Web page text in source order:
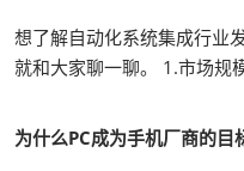
想了解自动化系统集成行业
就和大家聊一聊。 1.市场
为什么PC成为手机厂商的目